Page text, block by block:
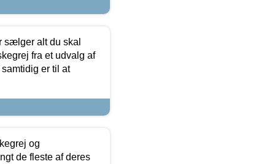
sælger alt du skal
fra et udvalg af
er til at
og
de fleste af deres